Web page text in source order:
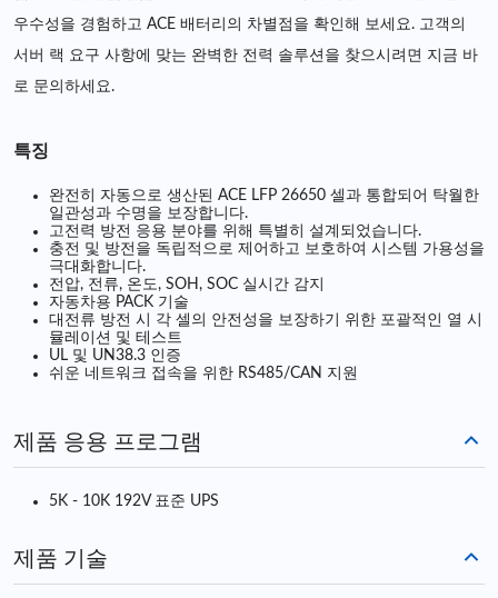
우수성을 경험하고 ACE 배터리의 차별점을 확인해 보세요. 고객의
서버 랙 요구 사항에 맞는 완벽한 전력 솔루션을 찾으시려면 지금 바
로 문의하세요.
특징
완전히 자동으로 생산된 ACE LFP 26650 셀과 통합되어 탁월한
일관성과 수명을 보장합니다.
고전력 방전 응용 분야를 위해 특별히 설계되었습니다.
충전 및 방전을 독립적으로 제어하고 보호하여 시스템 가용성을
극대화합니다.
전압, 전류, 온도, SOH, SOC 실시간 감지
자동차용 PACK 기술
대전류 방전 시 각 셀의 안전성을 보장하기 위한 포괄적인 열 시
뮬레이션 및 테스트
UL 및 UN38.3 인증
쉬운 네트워크 접속을 위한 RS485/CAN 지원
제품 응용 프로그램
5K - 10K 192V 표준 UPS
제품 기술